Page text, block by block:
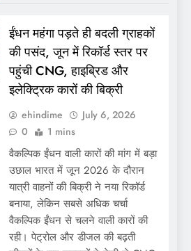
ईंधन महंगा पड़ते ही बदली ग्राहकों
की पसंद, जून में रिकॉर्ड स्तर पर
पहुंची CNG, हाइब्रिड और
इलेक्ट्रिक कारों की बिक्री
ehindime
July 6, 2026
0
1 mins
वैकल्पिक ईंधन वाली कारों की मांग में बड़ा
उछाल भारत में जून 2026 के दौरान
यात्री वाहनों की बिक्री ने नया रिकॉर्ड
बनाया, लेकिन सबसे अधिक चर्चा
वैकल्पिक ईंधन से चलने वाली कारों की
रही। पेट्रोल और डीजल की बढ़ती